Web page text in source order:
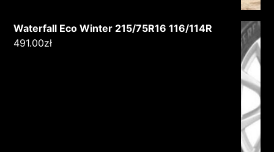
Waterfall Eco Winter 215/75R16 116/114R
491.00zł